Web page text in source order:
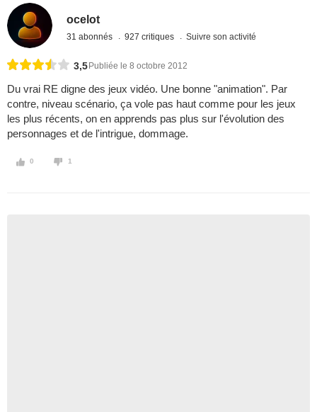
ocelot
31 abonnés 927 critiques Suivre son activité
3,5 Publiée le 8 octobre 2012
Du vrai RE digne des jeux vidéo. Une bonne "animation". Par
contre, niveau scénario, ça vole pas haut comme pour les jeux
les plus récents, on en apprends pas plus sur l'évolution des
personnages et de l'intrigue, dommage.
0 1